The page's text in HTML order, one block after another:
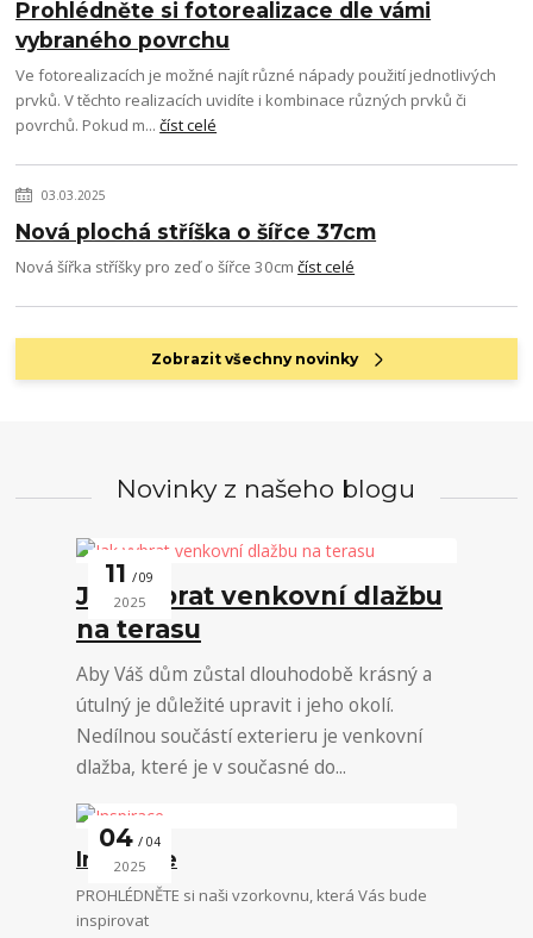
Prohlédněte si fotorealizace dle vámi
vybraného povrchu
Ve fotorealizacích je možné najít různé nápady použití jednotlivých
prvků. V těchto realizacích uvidíte i kombinace různých prvků či
povrchů. Pokud m...číst celé
03.03.2025
Nová plochá stříška o šířce 37cm
Nová šířka stříšky pro zeď o šířce 30cmčíst celé
Zobrazit všechny novinky
Novinky z našeho blogu
11 09
2025
Jak vybrat venkovní dlažbu
na terasu
Aby Váš dům zůstal dlouhodobě krásný a
útulný je důležité upravit i jeho okolí.
Nedílnou součástí exterieru je venkovní
dlažba, které je v současné do...
04 04
2025
Inspirace
PROHLÉDNĚTE si naši vzorkovnu, která Vás bude
inspirovat